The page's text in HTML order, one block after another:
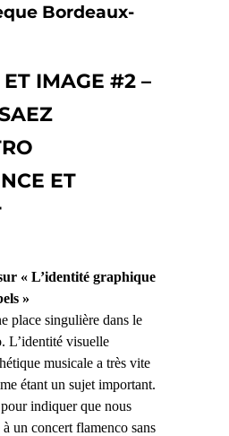
Bordeaux-
IMAGE #2 –
ET
« L’identité graphique
»
place singulière dans le
L’identité visuelle
musicale a très vite
étant un sujet important.
indiquer que nous
un concert flamenco sans